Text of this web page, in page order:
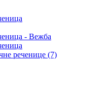
- Вежба
реченице (7)